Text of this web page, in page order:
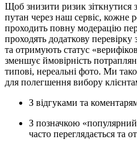
Щоб знизити ризик зіткнутися
путан через наш сервіс, кожне
проходить повну модерацію
проходять додаткову
та отримують статус
зменшує ймовірність
типові, нереальні фото. Ми
для полегшення вибору
З відгуками та
З позначкою
часто переглядається та